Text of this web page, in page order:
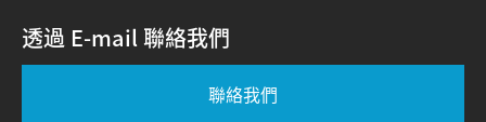
透過 E-mail 聯絡我們
聯絡我們